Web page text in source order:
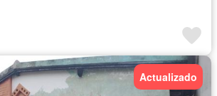
Actualizado